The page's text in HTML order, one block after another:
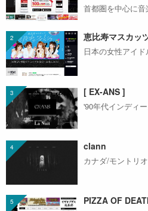
首都圏を中心に
恵比寿マスカッ
日本の女性アイ
[ EX-ANS ]
'90年代インディ
clann
カナダ/モントリ
PIZZA OF